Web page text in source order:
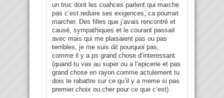
un truc dont les coahces parlent qui marche
pas c’est reduire ses exigences, ca pourrait
marcher. Des filles que j’avais rencontré et
causé, sympathiques et le courant passait
avec mais qui me plaisaient pas ou pas
terribles, je me suis dit pourquoi pas,
comme il y a ps grand chose d’interessant
(quand tu vas au super ou a l’epicerie et pas
grand chose en rayon comme actulement tu
dois te rabattre sur ce qu’il y a meme si pas
premier choix ou,cher pour ce que c’est)